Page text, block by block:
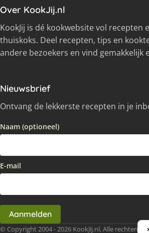
Over KookJij.nl
KookJij is dé kookwebsite vol recepten
thuiskoks. Deel recepten, tips en
andere bezoekers en vind gemakkelijk
Nieuwsbrief
Ontvang de lekkerste recepten in je
Naam (optioneel)
E-mail
Aanmelden
© Copyright 2004 - 2026 KookJij.nl, Alle rechten